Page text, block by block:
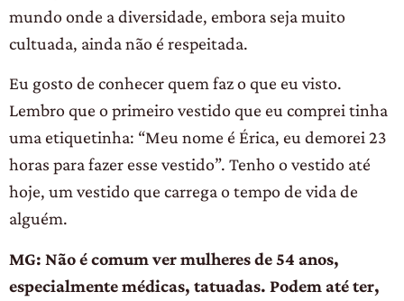
mundo onde a diversidade, embora seja muito
cultuada, ainda não é respeitada.
Eu gosto de conhecer quem faz o que eu visto.
Lembro que o primeiro vestido que eu comprei tinha
uma etiquetinha: “Meu nome é Érica, eu demorei 23
horas para fazer esse vestido”. Tenho o vestido até
hoje, um vestido que carrega o tempo de vida de
alguém.
MG: Não é comum ver mulheres de 54 anos,
especialmente médicas, tatuadas. Podem até ter,